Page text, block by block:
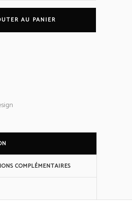
AU PANIER
COMPLÉMENTAIRES